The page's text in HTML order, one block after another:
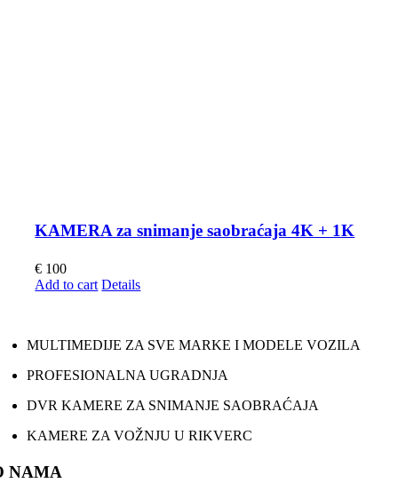
KAMERA za snimanje saobraćaja 4K + 1K
€ 100
Add to cart Details
MULTIMEDIJE ZA SVE MARKE I MODELE VOZILA
PROFESIONALNA UGRADNJA
DVR KAMERE ZA SNIMANJE SAOBRAĆAJA
KAMERE ZA VOŽNJU U RIKVERC
NAMA